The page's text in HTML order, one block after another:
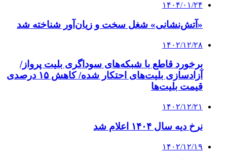
۱۴۰۴/۰۱/۲۴
«آتش‌نشانی» شغل سخت و زیان‌آور شناخته شد
۱۴۰۲/۱۲/۲۸
برخورد قاطع با شبکه‌های سوداگری بلیت پرواز/
آزادسازی بلیت‌های احتکار شده/ کاهش ۱۵ درصدی
قیمت بلیت‌ها
۱۴۰۲/۱۲/۲۱
نرخ دیه سال ۱۴۰۴ اعلام شد
۱۴۰۲/۱۲/۱۹